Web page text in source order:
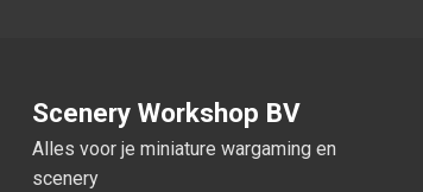
Scenery Workshop BV
Alles voor je miniature wargaming en
scenery